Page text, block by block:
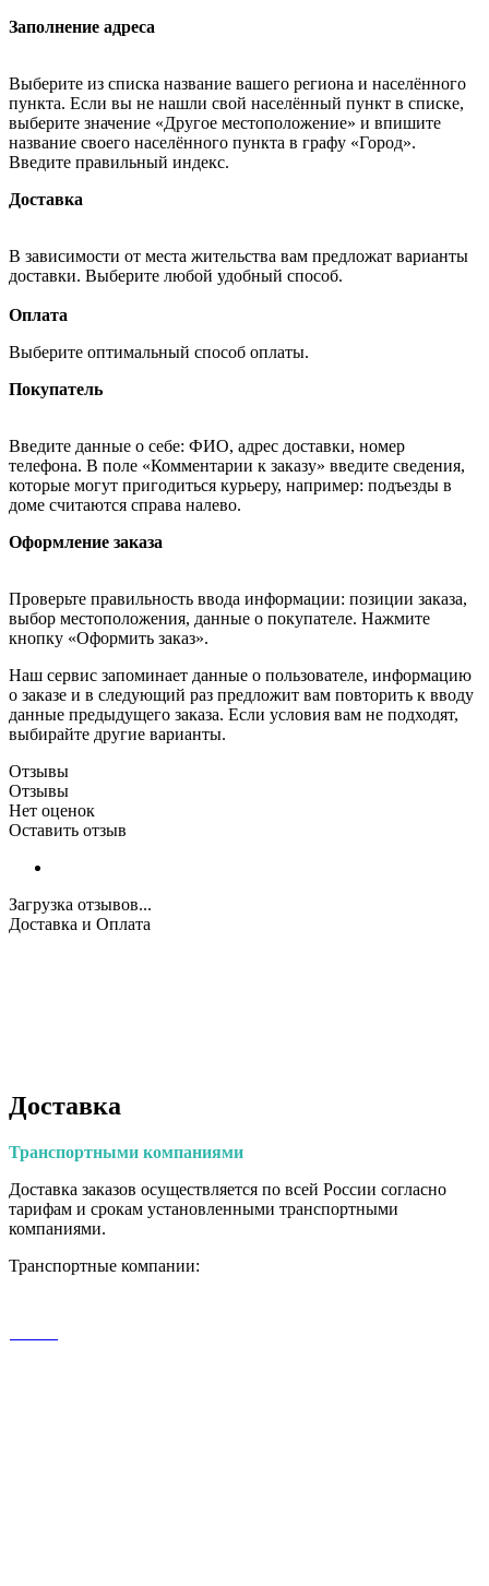
Заполнение адреса
Выберите из списка название вашего региона и населённого
пункта. Если вы не нашли свой населённый пункт в списке,
выберите значение «Другое местоположение» и впишите
название своего населённого пункта в графу «Город».
Введите правильный индекс.
Доставка
В зависимости от места жительства вам предложат варианты
доставки. Выберите любой удобный способ.
Оплата
Выберите оптимальный способ оплаты.
Покупатель
Введите данные о себе: ФИО, адрес доставки, номер
телефона. В поле «Комментарии к заказу» введите сведения,
которые могут пригодиться курьеру, например: подъезды в
доме считаются справа налево.
Оформление заказа
Проверьте правильность ввода информации: позиции заказа,
выбор местоположения, данные о покупателе. Нажмите
кнопку «Оформить заказ».
Наш сервис запоминает данные о пользователе, информацию
о заказе и в следующий раз предложит вам повторить к вводу
данные предыдущего заказа. Если условия вам не подходят,
выбирайте другие варианты.
Отзывы
Отзывы
Нет оценок
Оставить отзыв
Загрузка отзывов...
Доставка и Оплата
Доставка
Транспортными компаниями
Доставка заказов осуществляется по всей России согласно
тарифам и срокам установленными транспортными
компаниями.
Транспортные компании: